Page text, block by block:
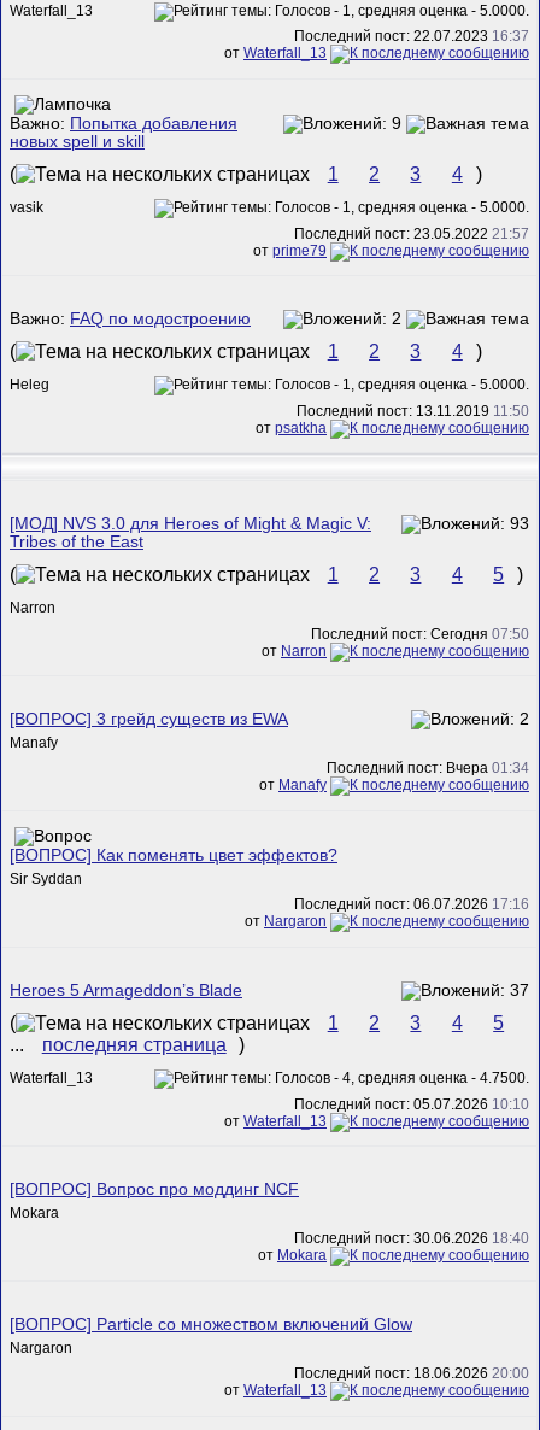
Waterfall_13
Последний пост: 22.07.2023 16:37
от Waterfall_13
Важно: Попытка добавления
новых spell и skill
( 1 2 3 4 )
vasik
Последний пост: 23.05.2022 21:57
от prime79
Важно: FAQ по модостроению
( 1 2 3 4 )
Heleg
Последний пост: 13.11.2019 11:50
от psatkha
[МОД] NVS 3.0 для Heroes of Might & Magic V:
Tribes of the East
( 1 2 3 4 5 )
Narron
Последний пост: Сегодня 07:50
от Narron
[ВОПРОС] 3 грейд существ из EWA
Manafy
Последний пост: Вчера 01:34
от Manafy
[ВОПРОС] Как поменять цвет эффектов?
Sir Syddan
Последний пост: 06.07.2026 17:16
от Nargaron
Heroes 5 Armageddon’s Blade
( 1 2 3 4
5
...
последняя страница )
Waterfall_13
Последний пост: 05.07.2026 10:10
от Waterfall_13
[ВОПРОС] Вопрос про моддинг NCF
Mokara
Последний пост: 30.06.2026 18:40
от Mokara
[ВОПРОС] Particle со множеством включений Glow
Nargaron
Последний пост: 18.06.2026 20:00
от Waterfall_13